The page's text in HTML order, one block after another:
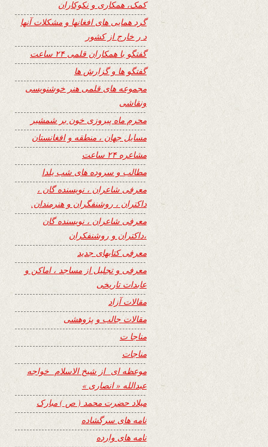
کمک، همکاری و نکوکاران
گرد همایی های افغانها و مشکلات آنها
د ر خارج از کشور
گفتگو با همکاران قلمی ۲۴ ساعت
گفتگو ها و گزارش ها
مجموعه های قلمی هنر خوشنویسی
ونقاشی
محرم ماه پیروزی خون بر شمشیر
مسایل جهان ، منطقه و افغانستان
مشاعره ۲۴ ساعت
مطالب و سروده های شب یلدا
معرفی شاعران ، نویسنده گان ،
داکتران ، روشنفگران و هنرمندان.
معرفی شاعران ، نویسنده گان
،داکتران و روشنفکران
معرفی کتابهای جدید
معرفی و تجلیل از مساجد ، اماکن و
عابدات تاریخی
مقالات آزاد
مقالات جالب و پژوهشی
مناجا ت
مناجات
موعظه ای از شیخ الاسلام خواجه
عبدالله « انصاری »
میلاد حضرت محمد ( ص ) مبارک
نامه های سرگشاده
نامه های وارده